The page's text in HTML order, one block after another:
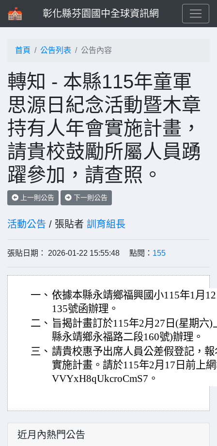
彰化縣芬園國中全球資訊網
首頁 公告列表 公告內容
轉知 - 本縣115年童軍
思源日紀念活動暨木章
持有人年會實施計畫，
請貴校鼓勵所屬人員踴
躍參加，請查照。
上一則公告 下一則公告
活動公告 / 張貼者 訓育組長
張貼日期： 2026-01-22 15:55:48 點閱： 155
一、 依據本縣永靖鄉福興國小115年1月
135號函辦理。
二、 旨揭計畫訂於115年2月27日(星期六
縣永靖鄉永福路二段160號)辦理。
三、 請貴校惠予出席人員公差假登記，
實施計畫。請於115年2月17日前上
VVYxH8qUkcroCmS7。
近月內熱門公告